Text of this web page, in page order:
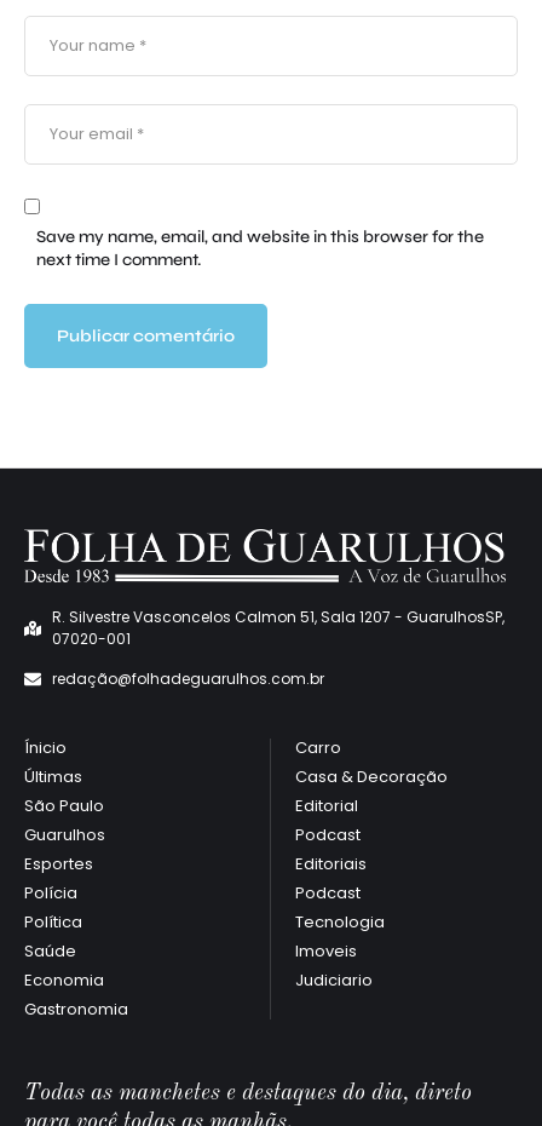
Save my name, email, and website in this browser for the
next time I comment.
R. Silvestre Vasconcelos Calmon 51, Sala 1207 - GuarulhosSP,
07020-001
redação@folhadeguarulhos.com.br
Ínicio
Últimas
São Paulo
Guarulhos
Esportes
Polícia
Política
Saúde
Economia
Gastronomia
Carro
Casa & Decoração
Editorial
Podcast
Editoriais
Podcast
Tecnologia
Imoveis
Judiciario
Todas as manchetes e destaques do dia, direto